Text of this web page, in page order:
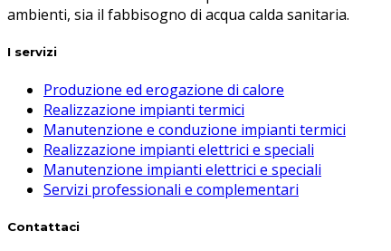
ambienti, sia il fabbisogno di acqua calda sanitaria.
I servizi
Produzione ed erogazione di calore
Realizzazione impianti termici
Manutenzione e conduzione impianti termici
Realizzazione impianti elettrici e speciali
Manutenzione impianti elettrici e speciali
Servizi professionali e complementari
Contattaci